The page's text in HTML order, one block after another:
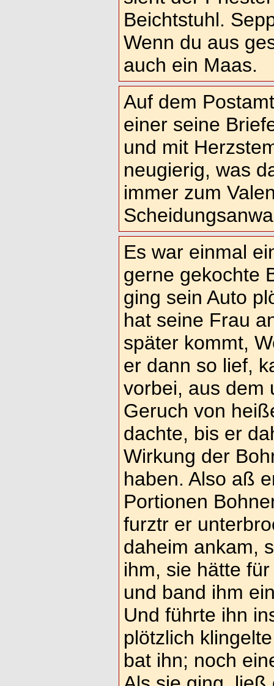
Beichtstuhl.
Wenn du aus
auch ein Maas.
Auf dem
einer seine
und mit
neugierig, was
immer zum
Es war einmal
gerne gekochte
ging sein Auto
hat seine Frau
später kommt,
er dann so lief,
vorbei, aus dem
Geruch von
dachte, bis er
Wirkung der
haben. Also aß
Portionen
furztr er
daheim ankam,
ihm, sie hätte
und band ihm
Und führte ihn
plötzlich
bat ihn; noch